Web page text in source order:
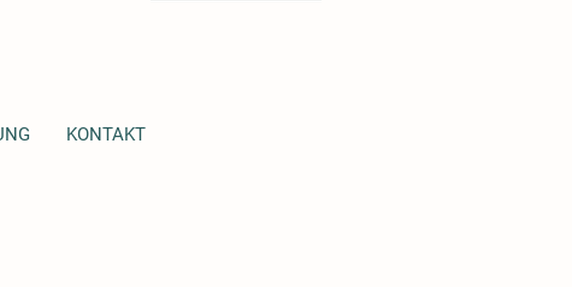
KONTAKT